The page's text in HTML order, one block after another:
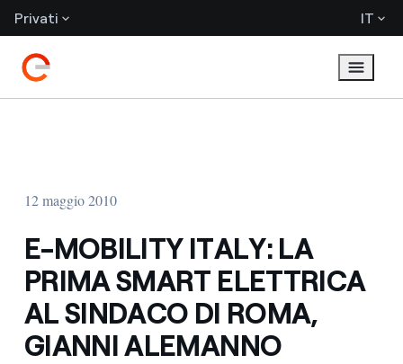
Privati IT
12 maggio 2010
E-MOBILITY ITALY: LA
PRIMA SMART ELETTRICA
AL SINDACO DI ROMA,
GIANNI ALEMANNO